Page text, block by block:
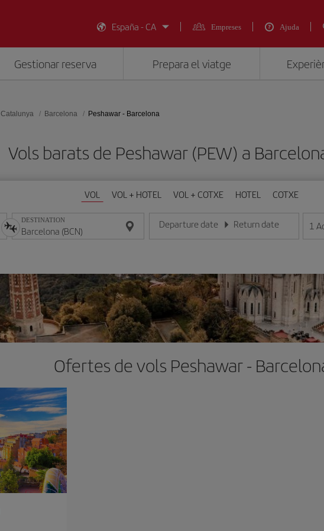
España - CA
Empreses Ajuda
Gestionar reserva Prepara el viatge
Catalunya Barcelona Peshawar - Barcelona
Vols barats de Peshawar (PEW) a
VOL VOL + HOTEL VOL + COTXE HOTEL COTXE
DESTINATION Departure date
Introduce la fecha en format dia/mes/any
Return date
Introduce la fecha en format
1
Ofertes de vols Peshawar -